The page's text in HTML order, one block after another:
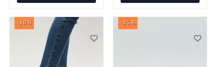
-30% -25%